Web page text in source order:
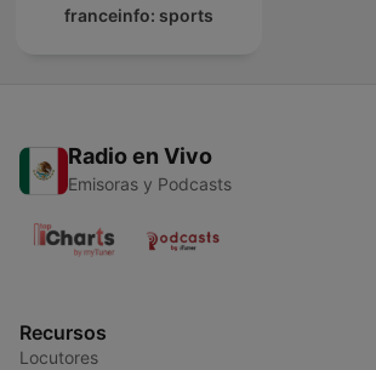
franceinfo: sports
Radio en Vivo
Emisoras y Podcasts
Recursos
Locutores